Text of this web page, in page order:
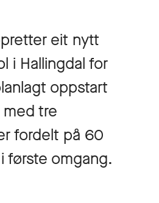
eit nytt
i Hallingdal for
oppstart
tre
fordelt på 60
første omgang.